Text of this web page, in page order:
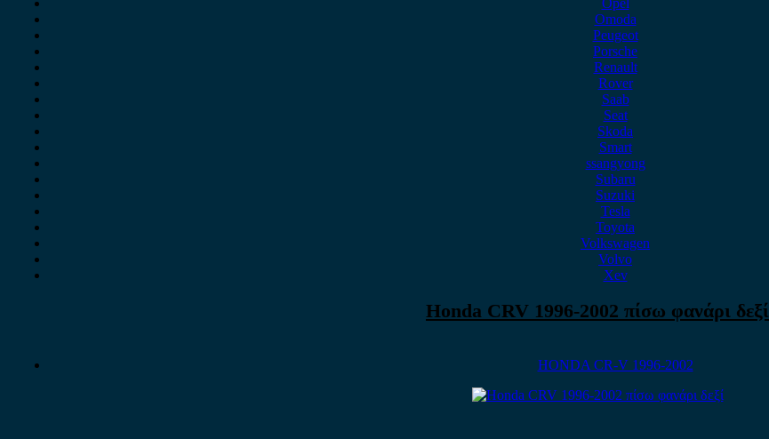
Opel
Omoda
Peugeot
Porsche
Renault
Rover
Saab
Seat
Skoda
Smart
ssangyong
Subaru
Suzuki
Tesla
Toyota
Volkswagen
Volvo
Xev
Honda CRV 1996-2002 πίσω φανάρι δεξί
HONDA CR-V 1996-2002